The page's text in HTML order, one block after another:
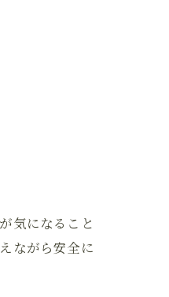
気になること
ながら安全に